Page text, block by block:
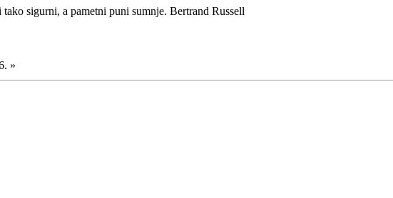
sigurni, a pametni puni sumnje. Bertrand Russell
»